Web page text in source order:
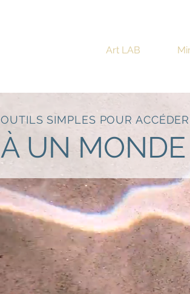
Art LAB
OUTILS SIMPLES POUR ACCÉDER
À UN